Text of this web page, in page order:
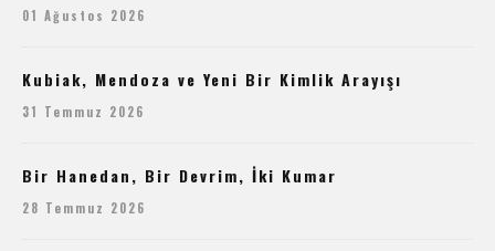
01 Ağustos 2026
Kubiak, Mendoza ve Yeni Bir Kimlik Arayışı
31 Temmuz 2026
Bir Hanedan, Bir Devrim, İki Kumar
28 Temmuz 2026